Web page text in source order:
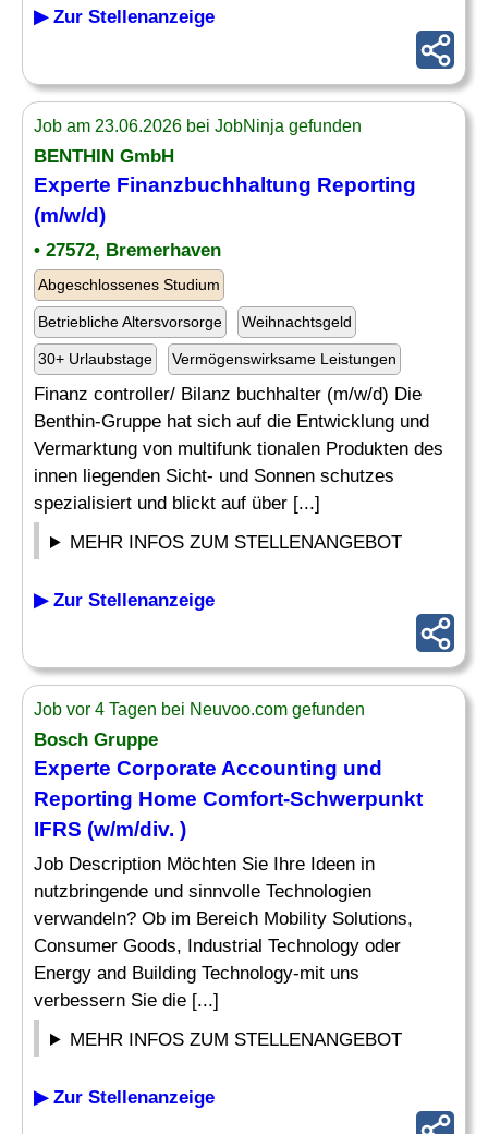
▶ Zur Stellenanzeige
Job am 23.06.2026 bei JobNinja gefunden
BENTHIN GmbH
Experte Finanzbuchhaltung Reporting
(m/w/d)
• 27572, Bremerhaven
Abgeschlossenes Studium
Betriebliche Altersvorsorge Weihnachtsgeld
30+ Urlaubstage Vermögenswirksame Leistungen
Finanz controller/ Bilanz buchhalter (m/w/d) Die
Benthin-Gruppe hat sich auf die Entwicklung und
Vermarktung von multifunk tionalen Produkten des
innen liegenden Sicht- und Sonnen schutzes
spezialisiert und blickt auf über [...]
MEHR INFOS ZUM STELLENANGEBOT
▶ Zur Stellenanzeige
Job vor 4 Tagen bei Neuvoo.com gefunden
Bosch Gruppe
Experte Corporate Accounting und
Reporting Home Comfort-Schwerpunkt
IFRS (w/m/div. )
Job Description Möchten Sie Ihre Ideen in
nutzbringende und sinnvolle Technologien
verwandeln? Ob im Bereich Mobility Solutions,
Consumer Goods, Industrial Technology oder
Energy and Building Technology-mit uns
verbessern Sie die [...]
MEHR INFOS ZUM STELLENANGEBOT
▶ Zur Stellenanzeige